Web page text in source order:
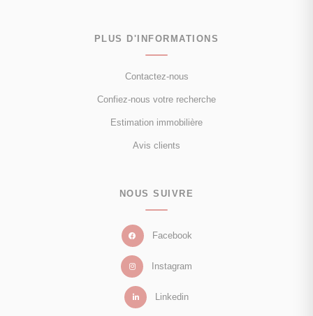
PLUS D'INFORMATIONS
Contactez-nous
Confiez-nous votre recherche
Estimation immobilière
Avis clients
NOUS SUIVRE
Facebook
Instagram
Linkedin